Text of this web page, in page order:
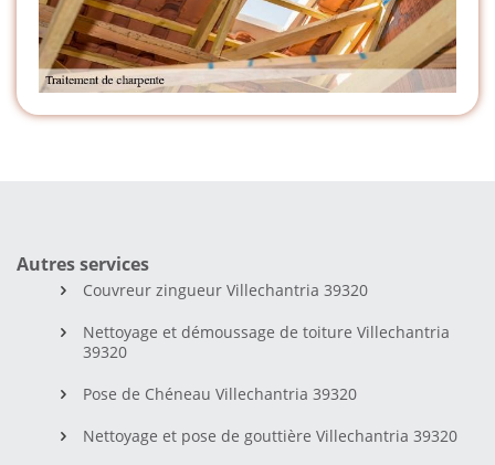
Autres services
Couvreur zingueur Villechantria 39320
Nettoyage et démoussage de toiture Villechantria
39320
Pose de Chéneau Villechantria 39320
Nettoyage et pose de gouttière Villechantria 39320